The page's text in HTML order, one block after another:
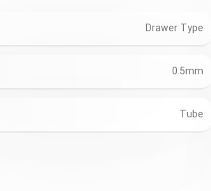
Drawer Type
0.5mm
Tube